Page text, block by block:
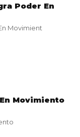
Poder En
Movimient
Movimiento